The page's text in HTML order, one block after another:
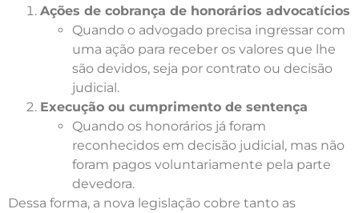
Ações de cobrança de honorários advocatícios
Quando o advogado precisa ingressar com
uma ação para receber os valores que lhe
são devidos, seja por contrato ou decisão
judicial.
Execução ou cumprimento de sentença
Quando os honorários já foram
reconhecidos em decisão judicial, mas não
foram pagos voluntariamente pela parte
devedora.
Dessa forma, a nova legislação cobre tanto as